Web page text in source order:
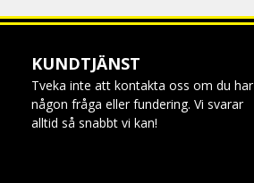
KUNDTJÄNST
Tveka inte att kontakta oss om du har
någon fråga eller fundering. Vi svarar
alltid så snabbt vi kan!